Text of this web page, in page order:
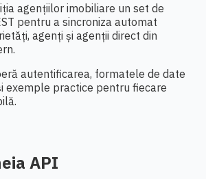
agențiilor imobiliare un set de
pentru a sincroniza automat
agenți și agenții direct din
autentificarea, formatele de date
exemple practice pentru fiecare
API